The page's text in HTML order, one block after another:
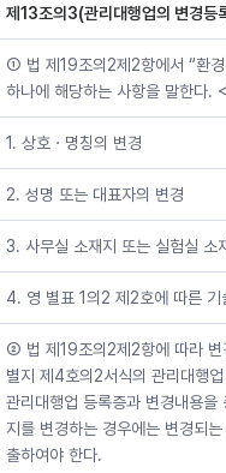
제13조의3(관리대행업의 변경등
① 법 제19조의2제2항에서 “환
하나에 해당하는 사항을 말한다
1. 상호ㆍ명칭의 변경
2. 성명 또는 대표자의 변경
3. 사무실 소재지 또는 실험실 소
4. 영 별표 1의2 제2호에 따른 기
② 법 제19조의2제2항에 따라 변
별지 제4호의2서식의 관리대행
관리대행업 등록증과 변경내용
지를 변경하는 경우에는 변경되
출하여야 한다.